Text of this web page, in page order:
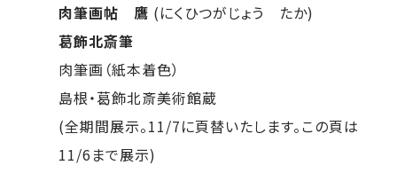
肉筆画帖 鷹 (にくひつがじょう たか)
葛飾北斎筆
肉筆画（紙本着色）
島根・葛飾北斎美術館蔵
(全期間展示。11/7に頁替いたします。この頁は
11/6まで展示)